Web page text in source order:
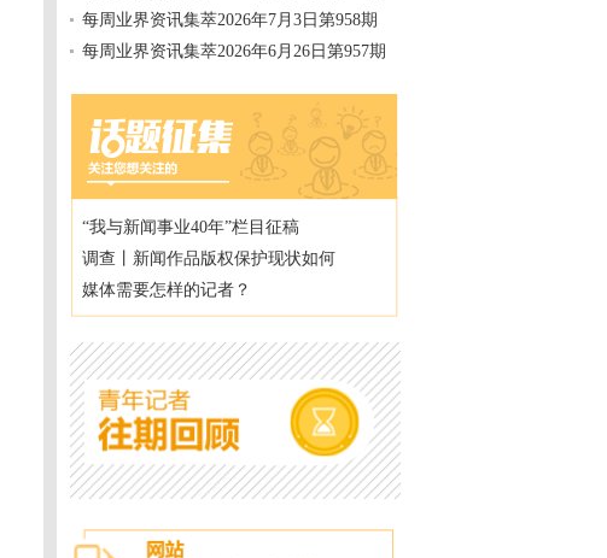
每周业界资讯集萃2026年7月3日第958期
每周业界资讯集萃2026年6月26日第957期
“我与新闻事业40年”栏目征稿
调查丨新闻作品版权保护现状如何
媒体需要怎样的记者？